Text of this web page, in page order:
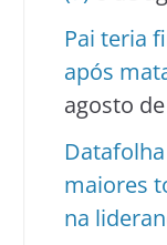
Pai teria
após
agosto
maiores
na